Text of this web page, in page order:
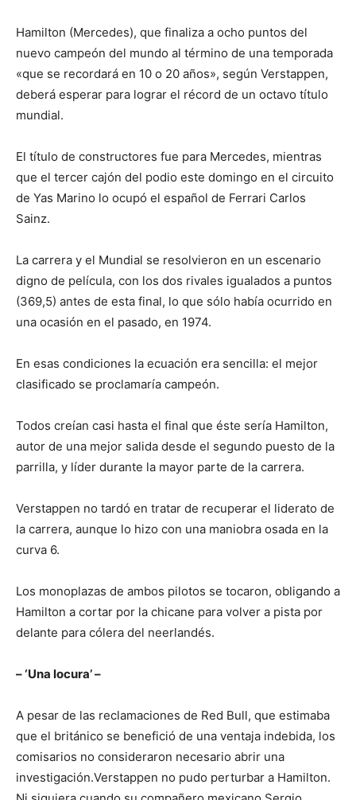
Hamilton (Mercedes), que finaliza a ocho puntos del
nuevo campeón del mundo al término de una temporada
«que se recordará en 10 o 20 años», según Verstappen,
deberá esperar para lograr el récord de un octavo título
mundial.
El título de constructores fue para Mercedes, mientras
que el tercer cajón del podio este domingo en el circuito
de Yas Marino lo ocupó el español de Ferrari Carlos
Sainz.
La carrera y el Mundial se resolvieron en un escenario
digno de película, con los dos rivales igualados a puntos
(369,5) antes de esta final, lo que sólo había ocurrido en
una ocasión en el pasado, en 1974.
En esas condiciones la ecuación era sencilla: el mejor
clasificado se proclamaría campeón.
Todos creían casi hasta el final que éste sería Hamilton,
autor de una mejor salida desde el segundo puesto de la
parrilla, y líder durante la mayor parte de la carrera.
Verstappen no tardó en tratar de recuperar el liderato de
la carrera, aunque lo hizo con una maniobra osada en la
curva 6.
Los monoplazas de ambos pilotos se tocaron, obligando a
Hamilton a cortar por la chicane para volver a pista por
delante para cólera del neerlandés.
– ‘Una locura’ –
A pesar de las reclamaciones de Red Bull, que estimaba
que el británico se benefició de una ventaja indebida, los
comisarios no consideraron necesario abrir una
investigación.Verstappen no pudo perturbar a Hamilton.